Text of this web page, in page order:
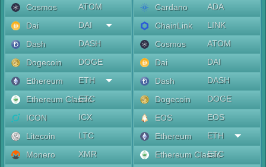
Cosmos
ATOM
Dai
DAI
Dash
DASH
Dogecoin
DOGE
Ethereum
ETH
Ethereum Classic
ETC
ICON
ICX
Litecoin
LTC
Monero
XMR
Cardano
ADA
ChainLink
LINK
Cosmos
ATOM
Dai
DAI
Dash
DASH
Dogecoin
DOGE
EOS
EOS
Ethereum
ETH
Ethereum Classic
ETC